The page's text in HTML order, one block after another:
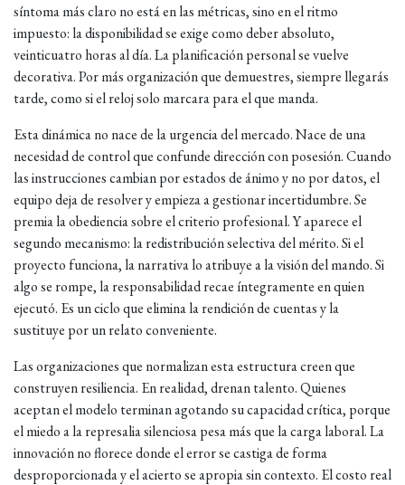
síntoma más claro no está en las métricas, sino en el ritmo
impuesto: la disponibilidad se exige como deber absoluto,
veinticuatro horas al día. La planificación personal se vuelve
decorativa. Por más organización que demuestres, siempre llegarás
tarde, como si el reloj solo marcara para el que manda.
Esta dinámica no nace de la urgencia del mercado. Nace de una
necesidad de control que confunde dirección con posesión. Cuando
las instrucciones cambian por estados de ánimo y no por datos, el
equipo deja de resolver y empieza a gestionar incertidumbre. Se
premia la obediencia sobre el criterio profesional. Y aparece el
segundo mecanismo: la redistribución selectiva del mérito. Si el
proyecto funciona, la narrativa lo atribuye a la visión del mando. Si
algo se rompe, la responsabilidad recae íntegramente en quien
ejecutó. Es un ciclo que elimina la rendición de cuentas y la
sustituye por un relato conveniente.
Las organizaciones que normalizan esta estructura creen que
construyen resiliencia. En realidad, drenan talento. Quienes
aceptan el modelo terminan agotando su capacidad crítica, porque
el miedo a la represalia silenciosa pesa más que la carga laboral. La
innovación no florece donde el error se castiga de forma
desproporcionada y el acierto se apropia sin contexto. El costo real